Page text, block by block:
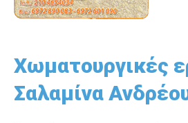
Χωματουργικές
Σαλαμίνα